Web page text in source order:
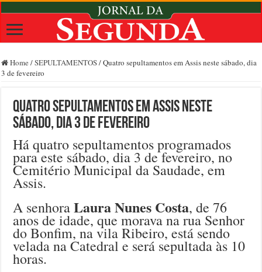
Home /SEPULTAMENTOS/Quatro sepultamentos em Assis neste sábado, dia
3 de fevereiro
Quatro sepultamentos em Assis neste
sábado, dia 3 de fevereiro
Há quatro sepultamentos programados
para este sábado, dia 3 de fevereiro, no
Cemitério Municipal da Saudade, em
Assis.
A senhoraLaura Nunes Costa, de 76
anos de idade, que morava na rua Senhor
do Bonfim, na vila Ribeiro, está sendo
velada na Catedral e será sepultada às 10
horas.